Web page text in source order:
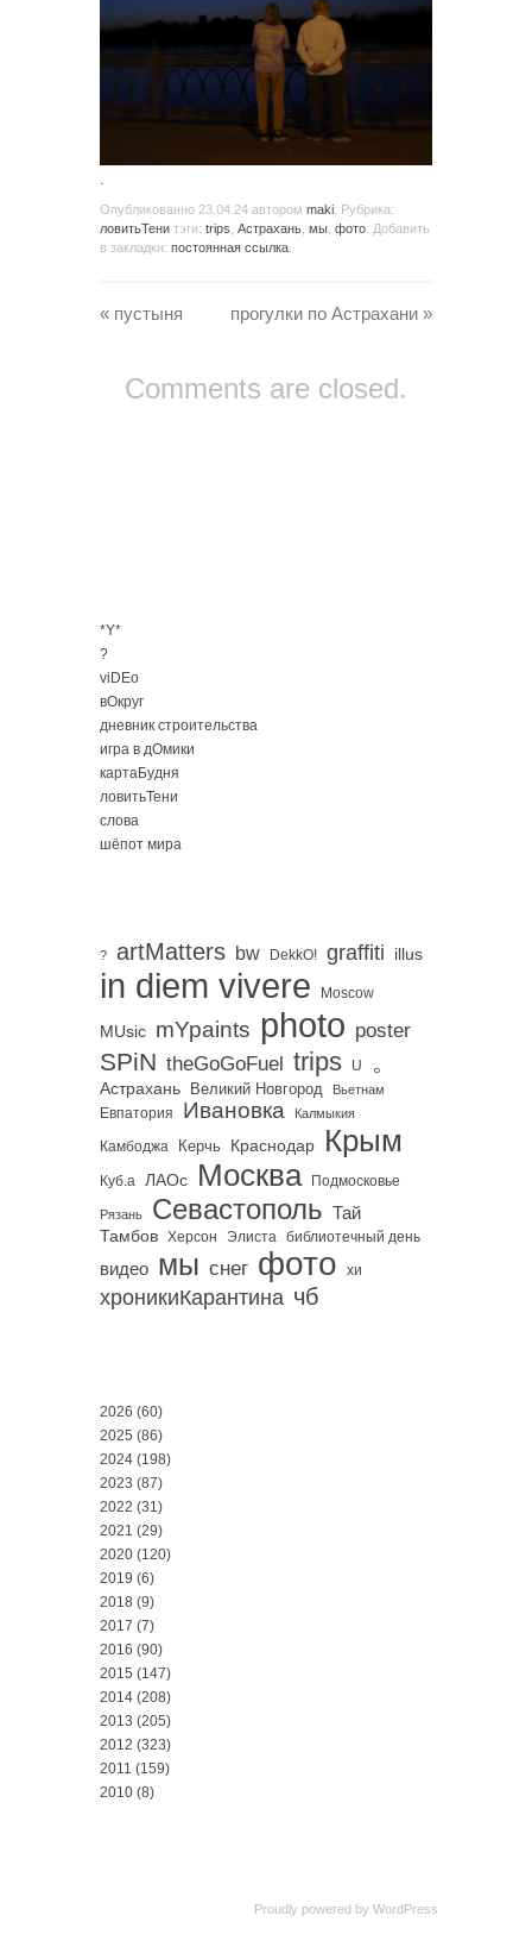
Опубликованно 23.04.24 автором maki . Рубрика:
ловитьТени тэги: trips Астрахань мы фото . Добавить
в закладки: постоянная ссылка
« пустыня прогулки по Астрахани »
Comments are closed.
*Y*
?
viDEo
вОкруг
дневник строительства
игра в дОмики
картаБудня
ловитьТени
слова
шёпот мира
? artMatters bw DekkO! graffiti illus
in diem vivere Moscow
MUsic mYpaints photo poster
SPiN theGoGoFuel trips U 。
Астрахань Великий Новгород Вьетнам
Евпатория Ивановка Калмыкия
Камбоджа Керчь Краснодар Крым
Куб.а ЛАОс Москва Подмосковье
Рязань Севастополь Тай
Тамбов Херсон Элиста библиотечный день
видео мы снег фото хи
хроникиКарантина чб
2026 (60)
2025 (86)
2024 (198)
2023 (87)
2022 (31)
2021 (29)
2020 (120)
2019 (6)
2018 (9)
2017 (7)
2016 (90)
2015 (147)
2014 (208)
2013 (205)
2012 (323)
2011 (159)
2010 (8)
Proudly powered by WordPress